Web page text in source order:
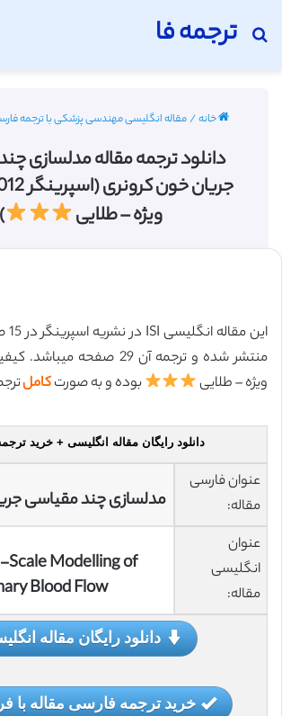
ترجمه فا
جستجو برای
خانه/مقاله انگلیسی مهندسی پزشکی با ترجمه فارسی 2022 -
دانلود ترجمه مقاله مدلسازی
ویژه – طلایی
)
منتشر شده و ترجمه آن 29 صفحه
ویژه – طلایی
بوده و به صورتکامل
دانلود رایگان مقاله انگلیسی + خرید
عنوان فارسی
مقاله:
مدلسازی چند مقیاسی
عنوان
انگلیسی
مقاله:
Modelling of
Blood Flow
دانلود رایگان مقاله
خرید ترجمه فارسی مقاله با